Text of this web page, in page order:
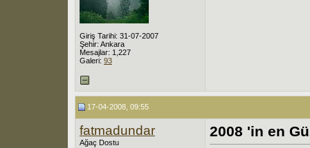
Giriş Tarihi: 31-07-2007
Şehir: Ankara
Mesajlar: 1,227
Galeri: 93
17-04-2008, 09:55
fatmadundar
Ağaç Dostu
2008 'in en